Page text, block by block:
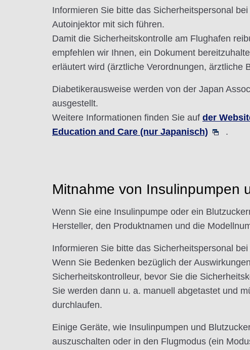
Informieren Sie bitte das Sicherheitspersonal
Autoinjektor mit sich führen.
Damit die Sicherheitskontrolle am Flughafen
empfehlen wir Ihnen, ein Dokument
erläutert wird (ärztliche Verordnungen, ärztliche
Diabetikerausweise werden von der Japan
ausgestellt.
Weitere Informationen finden Sie auf der
Education and Care (nur Japanisch)
.
Mitnahme von Insulinpumpen
Wenn Sie eine Insulinpumpe oder ein
Hersteller, den Produktnamen und die
Informieren Sie bitte das Sicherheitspersonal
Wenn Sie Bedenken bezüglich der
Sicherheitskontrolleur, bevor Sie die
Sie werden dann u. a. manuell abgetastet und
durchlaufen.
Einige Geräte, wie Insulinpumpen und
auszuschalten oder in den Flugmodus (ein